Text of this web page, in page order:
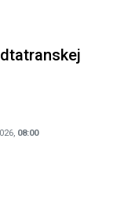
08:00